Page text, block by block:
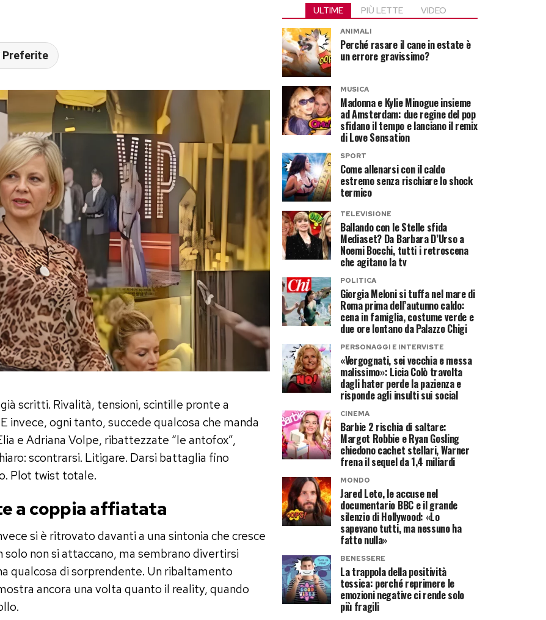
Preferite
scritti. Rivalità, tensioni, scintille pronte a
invece, ogni tanto, succede qualcosa che manda
e Adriana Volpe, ribattezzate “le antofox”,
scontrarsi. Litigare. Darsi battaglia fino
Plot twist totale.
a coppia affiatata
si è ritrovato davanti a una sintonia che cresce
solo non si attaccano, ma sembrano divertirsi
qualcosa di sorprendente. Un ribaltamento
ancora una volta quanto il reality, quando
ULTIME PIÙ LETTE VIDEO
ANIMALI
Perché rasare il cane in estate è
un errore gravissimo?
MUSICA
Madonna e Kylie Minogue insieme
ad Amsterdam: due regine del pop
sfidano il tempo e lanciano il remix
di Love Sensation
SPORT
Come allenarsi con il caldo
estremo senza rischiare lo shock
termico
TELEVISIONE
Ballando con le Stelle sfida
Mediaset? Da Barbara D’Urso a
Noemi Bocchi, tutti i retroscena
che agitano la tv
POLITICA
Giorgia Meloni si tuffa nel mare di
Roma prima dell’autunno caldo:
cena in famiglia, costume verde e
due ore lontano da Palazzo Chigi
PERSONAGGI E INTERVISTE
«Vergognati, sei vecchia e messa
malissimo»: Licia Colò travolta
dagli hater perde la pazienza e
risponde agli insulti sui social
CINEMA
Barbie 2 rischia di saltare:
Margot Robbie e Ryan Gosling
chiedono cachet stellari, Warner
frena il sequel da 1,4 miliardi
MONDO
Jared Leto, le accuse nel
documentario BBC e il grande
silenzio di Hollywood: «Lo
sapevano tutti, ma nessuno ha
fatto nulla»
BENESSERE
La trappola della positività
tossica: perché reprimere le
emozioni negative ci rende solo
più fragili